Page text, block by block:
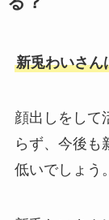
新兎わいさん
顔出しをして
らず、今後も
低いでしょう。